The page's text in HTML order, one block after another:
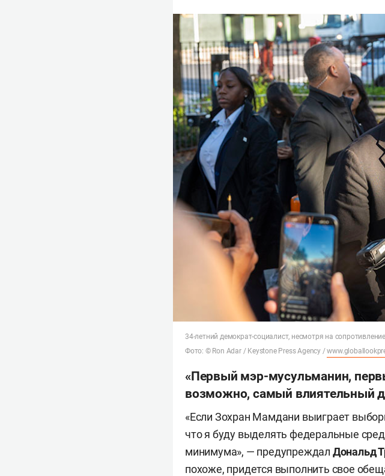
34-летний демократ-социалист, несмотря на
Фото: © Ron Adar / Keystone Press Agency /
«Первый мэр-мусульманин,
возможно, самый влиятельный
«Если Зохран Мамдани выиграет
что я буду выделять федеральные
минимума», — предупреждал Дональд
похоже, придется выполнить свое